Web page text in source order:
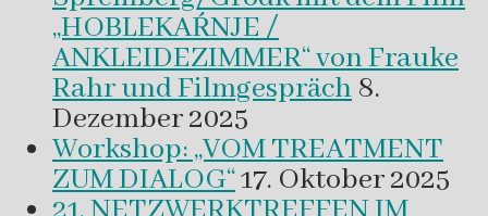
„HOBLEKAŔNJE /
ANKLEIDEZIMMER“ von Frauke
Rahr und Filmgespräch 8.
Dezember 2025
Workshop: „VOM TREATMENT
ZUM DIALOG“17. Oktober 2025